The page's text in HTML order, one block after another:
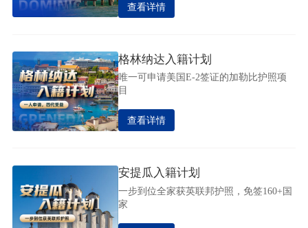
查看详情
格林纳达入籍计划
唯一可申请美国E-2签证的加勒比护照项
目
查看详情
安提瓜入籍计划
一步到位全家获英联邦护照，免签160+国
家